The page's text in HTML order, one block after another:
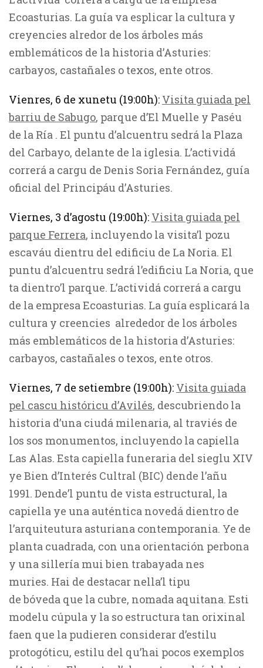
Ecoasturias. La guía va esplicar la cultura y
creyencies alredor de los árboles más
emblemáticos de la historia d’Asturies:
carbayos, castañales o texos, ente otros.
Vienres, 6 de xunetu (19:00h): Visita guiada pel
barriu de Sabugo, parque d’El Muelle y Paséu
de la Ría . El puntu d’alcuentru sedrá la Plaza
del Carbayo, delante de la iglesia. L’actividá
correrá a cargu de Denis Soria Fernández, guía
oficial del Principáu d’Asturies.
Viernes, 3 d’agostu (19:00h): Visita guiada pel
parque Ferrera, incluyendo la visita’l pozu
escaváu dientru del edificiu de La Noria. El
puntu d’alcuentru sedrá l’edificiu La Noria, que
ta dientro’l parque. L’actividá correrá a cargu
de la empresa Ecoasturias. La guía esplicará la
cultura y creencies alrededor de los árboles
más emblemáticos de la historia d’Asturies:
carbayos, castañales o texos, ente otros.
Viernes, 7 de setiembre (19:00h): Visita guiada
pel cascu históricu d’Avilés, descubriendo la
historia d’una ciudá milenaria, al traviés de
los sos monumentos, incluyendo la capiella
Las Alas. Esta capiella funeraria del sieglu XIV
ye Bien d’Interés Cultral (BIC) dende l’añu
1991. Dende’l puntu de vista estructural, la
capiella ye una auténtica novedá dientro de
l’arquiteutura asturiana contemporania. Ye de
planta cuadrada, con una orientación perbona
y una sillería mui bien trabayada nes
muries. Hai de destacar nella’l tipu
de bóveda que la cubre, nomada aquitana. Esti
modelu cúpula y la so estructura tan orixinal
faen que la pudieren considerar d’estilu
protogóticu, estilu del qu’hai pocos exemplos